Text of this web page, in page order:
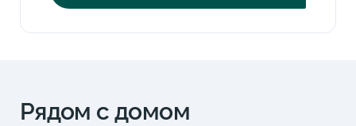
Рядом с домом